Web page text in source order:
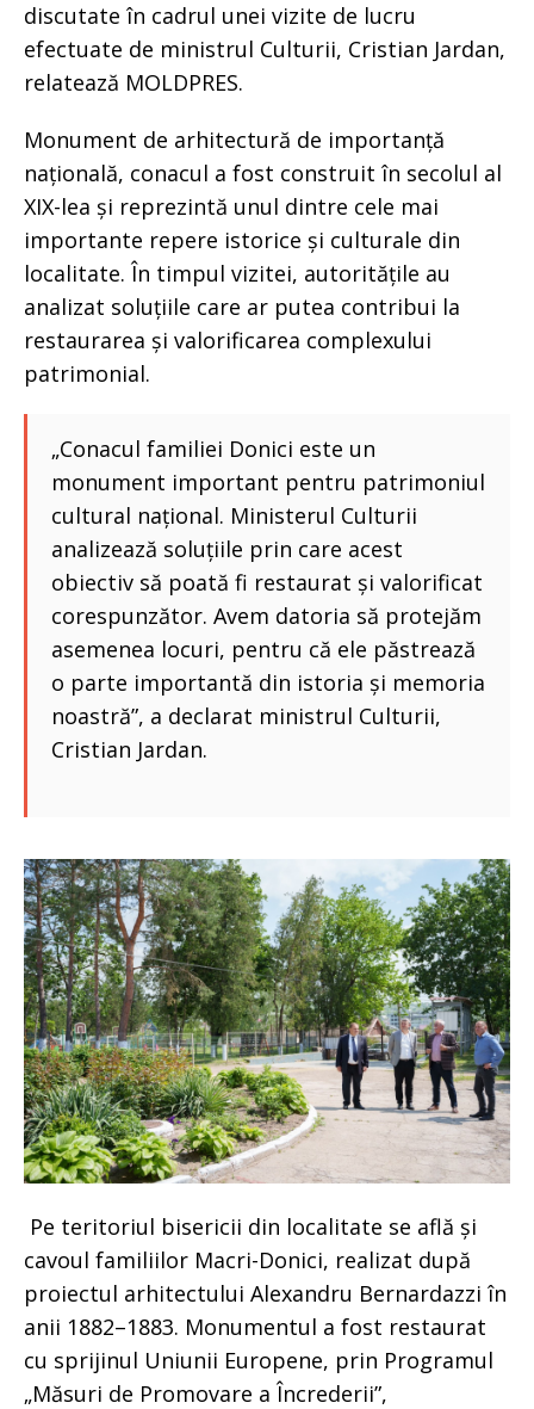
discutate în cadrul unei vizite de lucru
efectuate de ministrul Culturii, Cristian Jardan,
relatează MOLDPRES.
Monument de arhitectură de importanță
națională, conacul a fost construit în secolul al
XIX-lea și reprezintă unul dintre cele mai
importante repere istorice și culturale din
localitate. În timpul vizitei, autoritățile au
analizat soluțiile care ar putea contribui la
restaurarea și valorificarea complexului
patrimonial.
„Conacul familiei Donici este un
monument important pentru patrimoniul
cultural național. Ministerul Culturii
analizează soluțiile prin care acest
obiectiv să poată fi restaurat și valorificat
corespunzător. Avem datoria să protejăm
asemenea locuri, pentru că ele păstrează
o parte importantă din istoria și memoria
noastră”, a declarat ministrul Culturii,
Cristian Jardan.
Pe teritoriul bisericii din localitate se află și
cavoul familiilor Macri-Donici, realizat după
proiectul arhitectului Alexandru Bernardazzi în
anii 1882–1883. Monumentul a fost restaurat
cu sprijinul Uniunii Europene, prin Programul
„Măsuri de Promovare a Încrederii”,